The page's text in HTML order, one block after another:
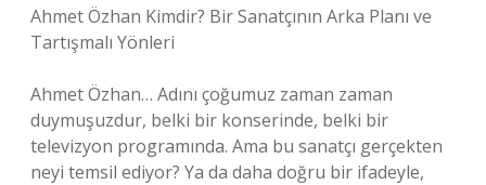
Ahmet Özhan Kimdir? Bir Sanatçının Arka Planı ve
Tartışmalı Yönleri
Ahmet Özhan… Adını çoğumuz zaman zaman
duymuşuzdur, belki bir konserinde, belki bir
televizyon programında. Ama bu sanatçı gerçekten
neyi temsil ediyor? Ya da daha doğru bir ifadeyle,